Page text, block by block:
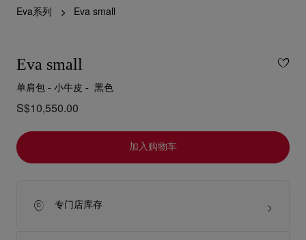
Eva系列 Eva small
Eva small
单肩包 - 小牛皮 - 黑色
S$10,550.00
加入购物车
专门店库存